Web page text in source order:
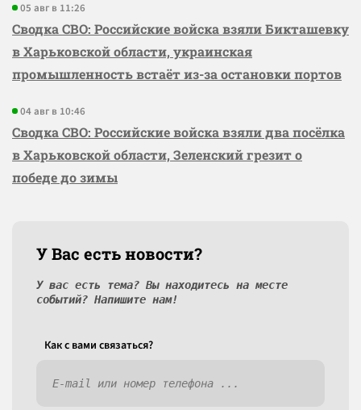
05 авг в 11:26
Сводка СВО: Российские войска взяли Бикташевку
в Харьковской области, украинская
промышленность встаёт из-за остановки портов
04 авг в 10:46
Сводка СВО: Российские войска взяли два посёлка
в Харьковской области, Зеленский грезит о
победе до зимы
У Вас есть новости?
У вас есть тема? Вы находитесь на месте
событий? Напишите нам!
Как c вами связаться?